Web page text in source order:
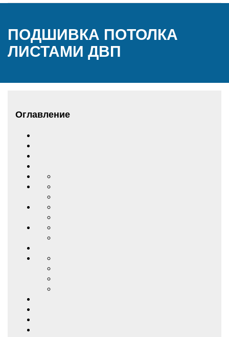
ПОДШИВКА ПОТОЛКА
ЛИСТАМИ ДВП
Оглавление